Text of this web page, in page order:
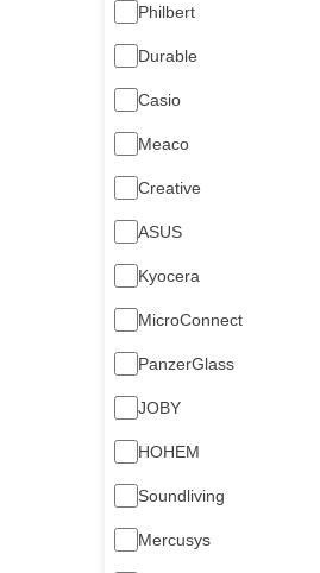
Philbert
Durable
Casio
Meaco
Creative
ASUS
Kyocera
MicroConnect
PanzerGlass
JOBY
HOHEM
Soundliving
Mercusys